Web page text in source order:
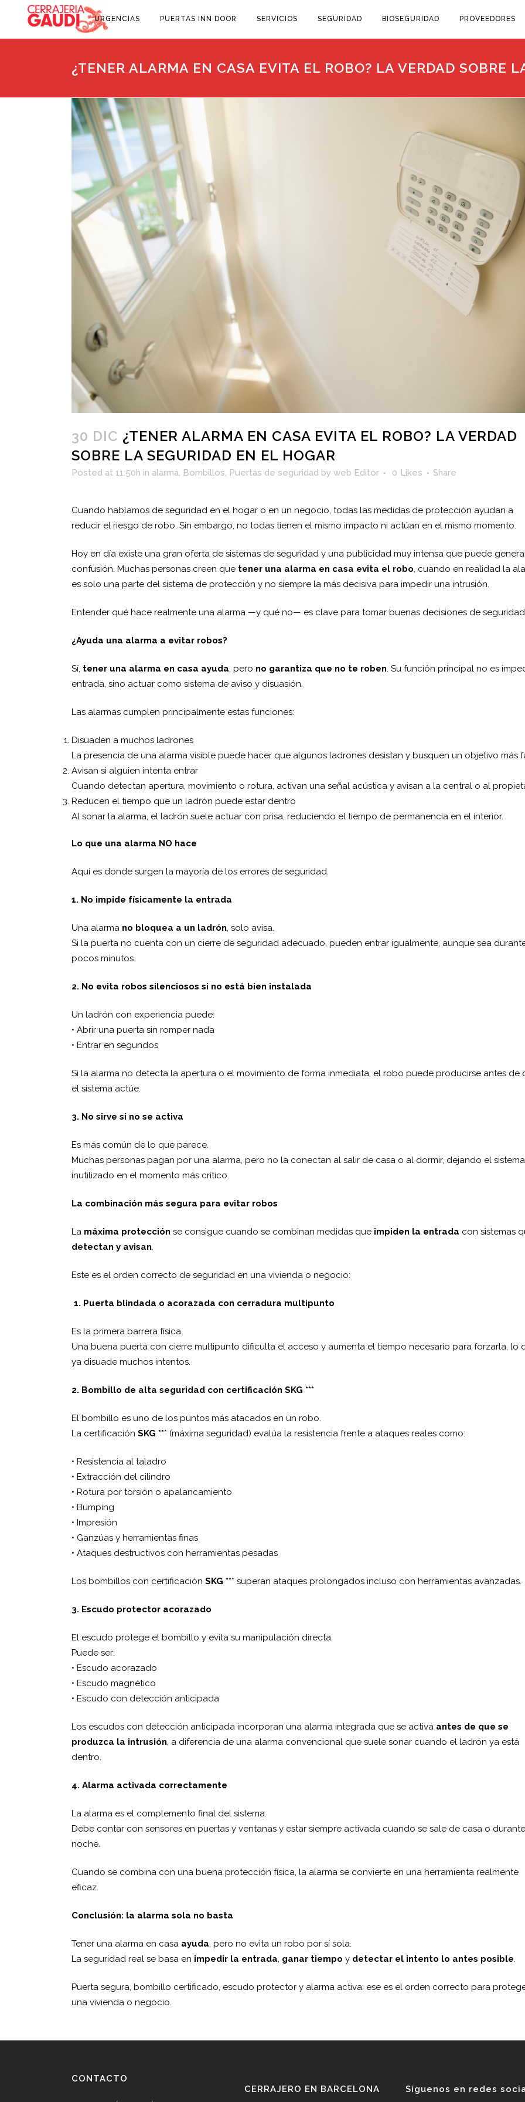
URGENCIAS PUERTAS INN DOOR SERVICIOS SEGURIDAD BIOSEGURIDAD PROVEEDORES
¿TENER ALARMA EN CASA EVITA EL ROBO? LA VERDAD SOBRE
30 DIC ¿TENER ALARMA EN CASA EVITA EL ROBO? LA VERDAD
SOBRE LA SEGURIDAD EN EL HOGAR
Posted at 11:50h in alarma, Bombillos, Puertas de seguridad by web Editor 0 Likes Share
Cuando hablamos de seguridad en el hogar o en un negocio, todas las medidas de protección ayudan a
reducir el riesgo de robo. Sin embargo, no todas tienen el mismo impacto ni actúan en el mismo momento.
Hoy en día existe una gran oferta de sistemas de seguridad y una publicidad muy intensa que puede
confusión. Muchas personas creen que tener una alarma en casa evita el robo, cuando en realidad la
es solo una parte del sistema de protección y no siempre la más decisiva para impedir una intrusión.
Entender qué hace realmente una alarma —y qué no— es clave para tomar buenas decisiones de
¿Ayuda una alarma a evitar robos?
Sí, tener una alarma en casa ayuda, pero no garantiza que no te roben. Su función principal no es
entrada, sino actuar como sistema de aviso y disuasión.
Las alarmas cumplen principalmente estas funciones:
Disuaden a muchos ladrones
La presencia de una alarma visible puede hacer que algunos ladrones desistan y busquen un objetivo más
Avisan si alguien intenta entrar
Cuando detectan apertura, movimiento o rotura, activan una señal acústica y avisan a la central o al
Reducen el tiempo que un ladrón puede estar dentro
Al sonar la alarma, el ladrón suele actuar con prisa, reduciendo el tiempo de permanencia en el interior.
Lo que una alarma NO hace
Aquí es donde surgen la mayoría de los errores de seguridad.
1. No impide físicamente la entrada
Una alarma no bloquea a un ladrón, solo avisa.
Si la puerta no cuenta con un cierre de seguridad adecuado, pueden entrar igualmente, aunque sea
pocos minutos.
2. No evita robos silenciosos si no está bien instalada
Un ladrón con experiencia puede:
• Abrir una puerta sin romper nada
• Entrar en segundos
Si la alarma no detecta la apertura o el movimiento de forma inmediata, el robo puede producirse antes de
el sistema actúe.
3. No sirve si no se activa
Es más común de lo que parece.
Muchas personas pagan por una alarma, pero no la conectan al salir de casa o al dormir, dejando el sistema
inutilizado en el momento más crítico.
La combinación más segura para evitar robos
La máxima protección se consigue cuando se combinan medidas que impiden la entrada con sistemas
detectan y avisan.
Este es el orden correcto de seguridad en una vivienda o negocio:
1. Puerta blindada o acorazada con cerradura multipunto
Es la primera barrera física.
Una buena puerta con cierre multipunto dificulta el acceso y aumenta el tiempo necesario para forzarla, lo
ya disuade muchos intentos.
2. Bombillo de alta seguridad con certificación SKG ***
El bombillo es uno de los puntos más atacados en un robo.
La certificación SKG *** (máxima seguridad) evalúa la resistencia frente a ataques reales como:
• Resistencia al taladro
• Extracción del cilindro
• Rotura por torsión o apalancamiento
• Bumping
• Impresión
• Ganzúas y herramientas finas
• Ataques destructivos con herramientas pesadas
Los bombillos con certificación SKG *** superan ataques prolongados incluso con herramientas avanzadas.
3. Escudo protector acorazado
El escudo protege el bombillo y evita su manipulación directa.
Puede ser:
• Escudo acorazado
• Escudo magnético
• Escudo con detección anticipada
Los escudos con detección anticipada incorporan una alarma integrada que se activa antes de que se
produzca la intrusión, a diferencia de una alarma convencional que suele sonar cuando el ladrón ya está
dentro.
4. Alarma activada correctamente
La alarma es el complemento final del sistema.
Debe contar con sensores en puertas y ventanas y estar siempre activada cuando se sale de casa o
noche.
Cuando se combina con una buena protección física, la alarma se convierte en una herramienta realmente
eficaz.
Conclusión: la alarma sola no basta
Tener una alarma en casa ayuda, pero no evita un robo por sí sola.
La seguridad real se basa en impedir la entrada, ganar tiempo y detectar el intento lo antes posible.
Puerta segura, bombillo certificado, escudo protector y alarma activa: ese es el orden correcto para
una vivienda o negocio.
CONTACTO
CERRAJERO EN BARCELONA Síguenos en redes